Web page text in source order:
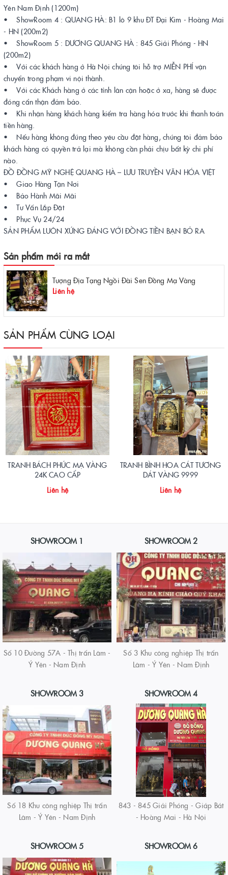
Yên Nam Định (1200m)
• ShowRoom 4 : QUANG HÀ: B1 lô 9 khu ĐT Đại Kim - Hoàng Mai
- HN (200m2)
• ShowRoom 5 : DƯƠNG QUANG HÀ : 845 Giải Phóng - HN
(200m2)
• Với các khách hàng ở Hà Nội chúng tôi hỗ trợ MIỄN PHÍ vận
chuyển trong phạm vi nội thành.
• Với các Khách hàng ở các tỉnh lân cận hoặc ở xa, hàng sẽ được
đóng cẩn thận đảm bảo.
• Khi nhận hàng khách hàng kiểm tra hàng hóa trước khi thanh toán
tiền hàng.
• Nếu hàng không đúng theo yêu cầu đặt hàng, chúng tôi đảm bảo
khách hàng có quyền trả lại mà không cần phải chịu bất kỳ chi phí
nào.
ĐỒ ĐỒNG MỸ NGHỆ QUANG HÀ – LƯU TRUYỀN VĂN HÓA VIỆT
• Giao Hàng Tận Nơi
• Bảo Hành Mãi Mãi
• Tư Vấn Lắp Đặt
• Phục Vụ 24/24
SẢN PHẨM LUÔN XỨNG ĐÁNG VỚI ĐỒNG TIỀN BẠN BỎ RA
Sản phẩm mới ra mắt
Tượng Địa Tạng Ngồi Đài Sen Đồng Mạ Vàng
Liên hệ
SẢN PHẨM CÙNG LOẠI
TRANH BÁCH PHÚC MẠ VÀNG
24K CAO CẤP
Liên hệ
TRANH BÌNH HOA CÁT TƯƠNG
DÁT VÀNG 9999
Liên hệ
SHOWROOM 1
Số 10 Đường 57A - Thị trấn Lâm -
Ý Yên - Nam Định
SHOWROOM 2
Số 3 Khu công nghiệp Thị trấn
Lâm - Ý Yên - Nam Định
SHOWROOM 3
Số 18 Khu công nghiệp Thị trấn
Lâm - Ý Yên - Nam Định
SHOWROOM 4
843 - 845 Giải Phóng - Giáp Bát
- Hoàng Mai - Hà Nội
SHOWROOM 5 SHOWROOM 6